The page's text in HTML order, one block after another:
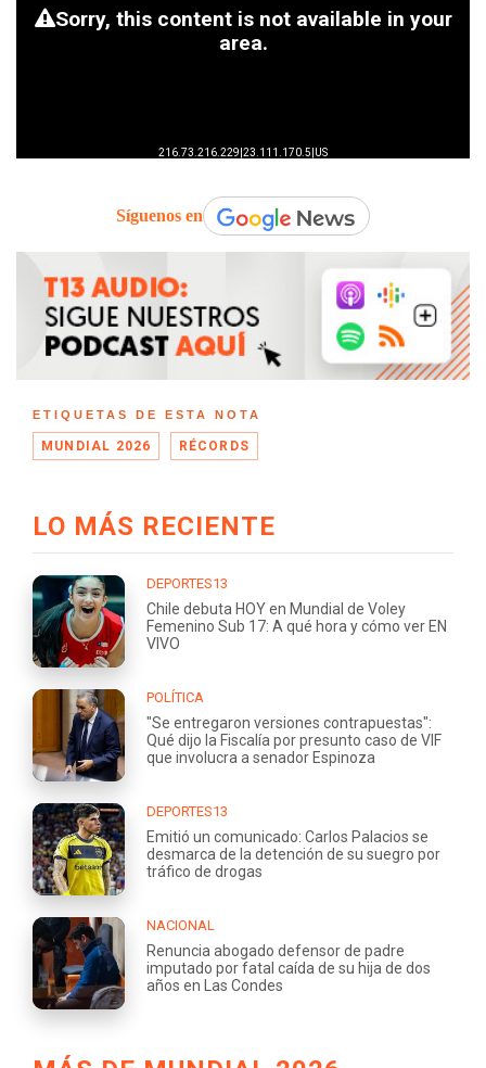
Síguenos en
ETIQUETAS DE ESTA NOTA
MUNDIAL 2026 RÉCORDS
LO MÁS RECIENTE
DEPORTES13
Chile debuta HOY en Mundial de Voley
Femenino Sub 17: A qué hora y cómo ver EN
VIVO
POLÍTICA
"Se entregaron versiones contrapuestas":
Qué dijo la Fiscalía por presunto caso de VIF
que involucra a senador Espinoza
DEPORTES13
Emitió un comunicado: Carlos Palacios se
desmarca de la detención de su suegro por
tráfico de drogas
NACIONAL
Renuncia abogado defensor de padre
imputado por fatal caída de su hija de dos
años en Las Condes